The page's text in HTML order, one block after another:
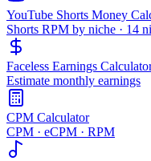
YouTube Shorts Money
Shorts RPM by niche · 14
Faceless Earnings
Estimate monthly earnings
CPM Calculator
CPM · eCPM · RPM